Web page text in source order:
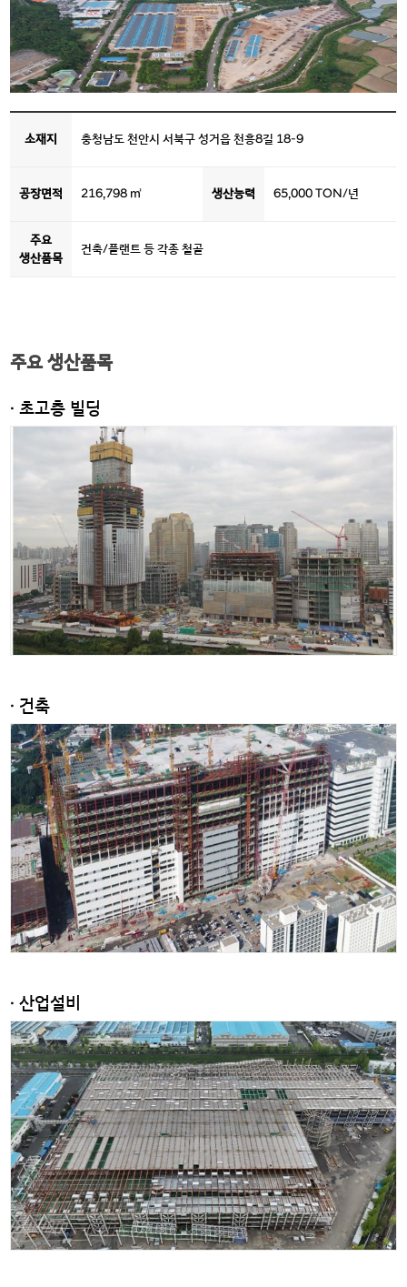
소재지 충청남도 천안시 서북구 성거읍 천흥8길 18-9
공장면적 216,798 ㎡ 생산능력 65,000 TON/년
주요
생산품목
건축/플랜트 등 각종 철골
주요 생산품목
· 초고층 빌딩
· 건축
· 산업설비